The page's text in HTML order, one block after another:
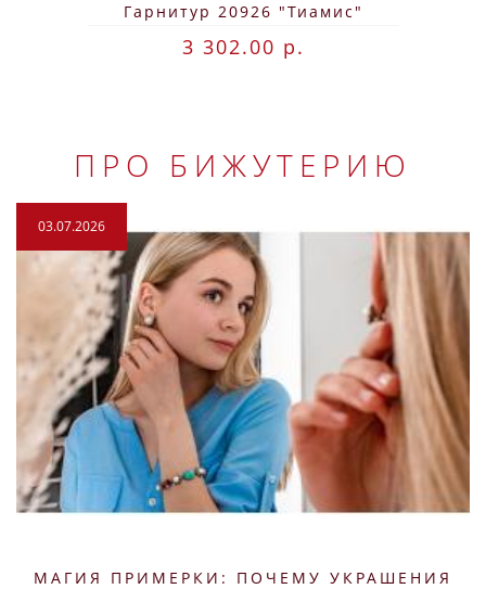
Гарнитур 20926 "Тиамис"
3 302.00 р.
ПРО БИЖУТЕРИЮ
03.07.2026
МАГИЯ ПРИМЕРКИ: ПОЧЕМУ УКРАШЕНИЯ